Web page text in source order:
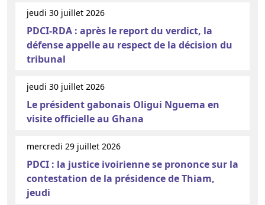
jeudi 30 juillet 2026
PDCI-RDA : après le report du verdict, la
défense appelle au respect de la décision du
tribunal
jeudi 30 juillet 2026
Le président gabonais Oligui Nguema en
visite officielle au Ghana
mercredi 29 juillet 2026
PDCI : la justice ivoirienne se prononce sur la
contestation de la présidence de Thiam,
jeudi